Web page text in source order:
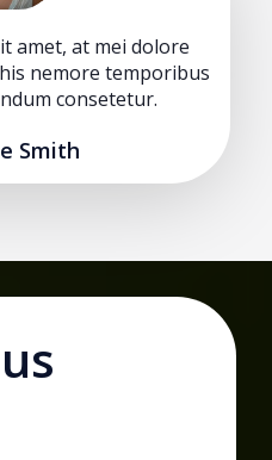
amet, at mei dolore
nemore temporibus
consetetur.
Smith